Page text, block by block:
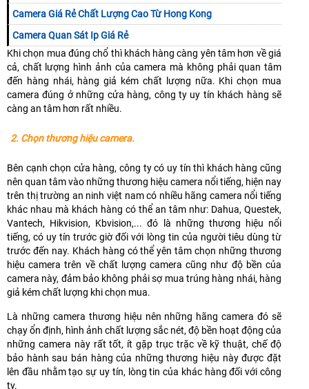
Camera Giá Rẻ Chất Lượng Cao Từ Hong Kong
Camera Quan Sát Ip Giá Rẻ
Khi chọn mua đúng chổ thì khách hàng càng yên tâm hơn về giá
cả, chất lượng hình ảnh của camera mà không phải quan tâm
đến hàng nhái, hàng giả kém chất lượng nữa. Khi chọn mua
camera đúng ở những cửa hàng, công ty uy tín khách hàng sẽ
càng an tâm hơn rất nhiều.
2. Chọn thương hiệu camera.
Bên cạnh chọn cửa hàng, công ty có uy tín thì khách hàng cũng
nên quan tâm vào những thương hiệu camera nổi tiếng, hiện nay
trên thị trường an ninh việt nam có nhiều hãng camera nổi tiếng
khác nhau mà khách hàng có thể an tâm như: Dahua, Questek,
Vantech, Hikvision, Kbvision,... đó là những thương hiệu nổi
tiếng, có uy tín trước giờ đối với lòng tin của người tiêu dùng từ
trước đến nay. Khách hàng có thể yên tâm chọn những thương
hiệu camera trên về chất lượng camera cũng như độ bền của
camera này, đảm bảo không phải sợ mua trúng hàng nhái, hàng
giả kém chất lượng khi chọn mua.
Là những camera thương hiệu nên những hãng camera đó sẽ
chạy ổn định, hình ảnh chất lượng sắc nét, độ bền hoạt động của
những camera này rất tốt, ít gặp trục trặc về kỹ thuật, chế độ
bảo hành sau bán hàng của những thương hiệu này được đặt
lên đầu nhằm tạo sự uy tín, lòng tin của khác hàng đối với công
ty.